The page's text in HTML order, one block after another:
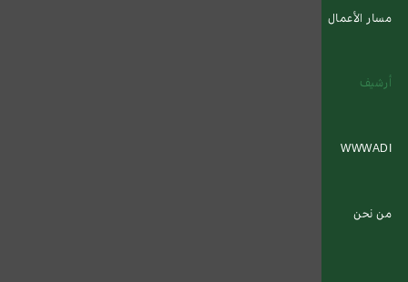
مسار الأعمال
أرشيف
WWWADI
من نحن